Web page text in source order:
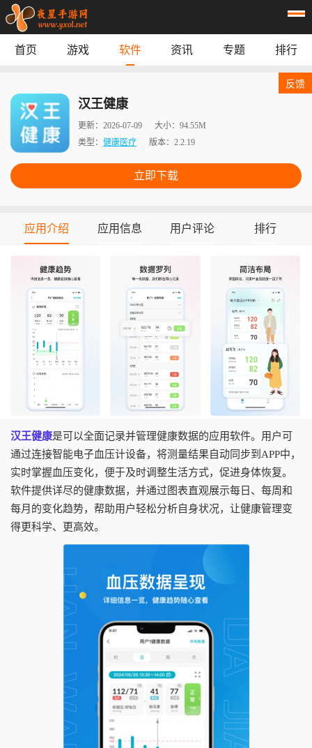
榜单
首页 游戏 软件 资讯 专题 排行
汉王健康
更新： 2026-07-09 大小： 94.55M
类型： 健康医疗 版本： 2.2.19
立即下载
反馈
应用介绍 应用信息 用户评论 排行
汉王健康是可以全面记录并管理健康数据的应用软件。用户可
通过连接智能电子血压计设备，将测量结果自动同步到APP中，
实时掌握血压变化，便于及时调整生活方式，促进身体恢复。
软件提供详尽的健康数据，并通过图表直观展示每日、每周和
每月的变化趋势，帮助用户轻松分析自身状况，让健康管理变
得更科学、更高效。